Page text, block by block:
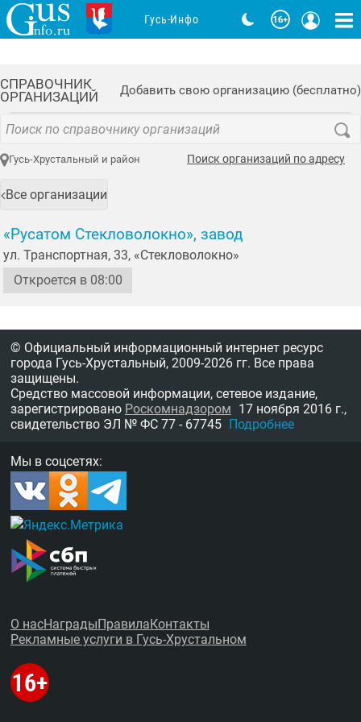
СПРАВОЧНИК
ОРГАНИЗАЦИЙ
Добавить свою организацию (бесплатно)
Гусь-Хрустальный и район Поиск организаций по адресу
Все организации
«Русатом Стекловолокно», завод
ул. Транспортная, 33, «Стекловолокно»
Откроется в 08:00
Гусь-Инфо
© Официальный информационный интернет ресурс
города Гусь-Хрустальный, 2009-2026 гг. Все права
защищены.
Средство массовой информации, сетевое издание,
зарегистрировано Роскомнадзором 17 ноября 2016 г.,
свидетельство ЭЛ № ФС 77 - 67745 Подробнее
Мы в соцсетях:
О насНаграды Правила Контакты
Рекламные услуги в Гусь-Хрустальном